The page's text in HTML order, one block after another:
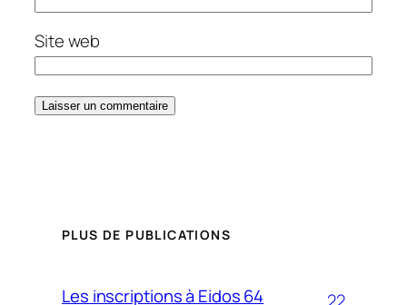
Site web
PLUS DE PUBLICATIONS
Les inscriptions à Eidos 64
22